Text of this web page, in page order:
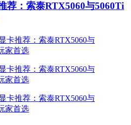
荐：索泰RTX5060与5060Ti